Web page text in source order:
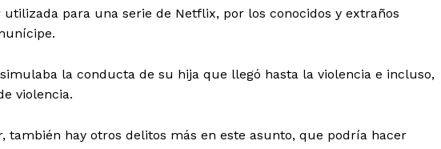
para una serie de Netflix, por los conocidos y extraños
la conducta de su hija que llegó hasta la violencia e incluso,
violencia.
también hay otros delitos más en este asunto, que podría hacer